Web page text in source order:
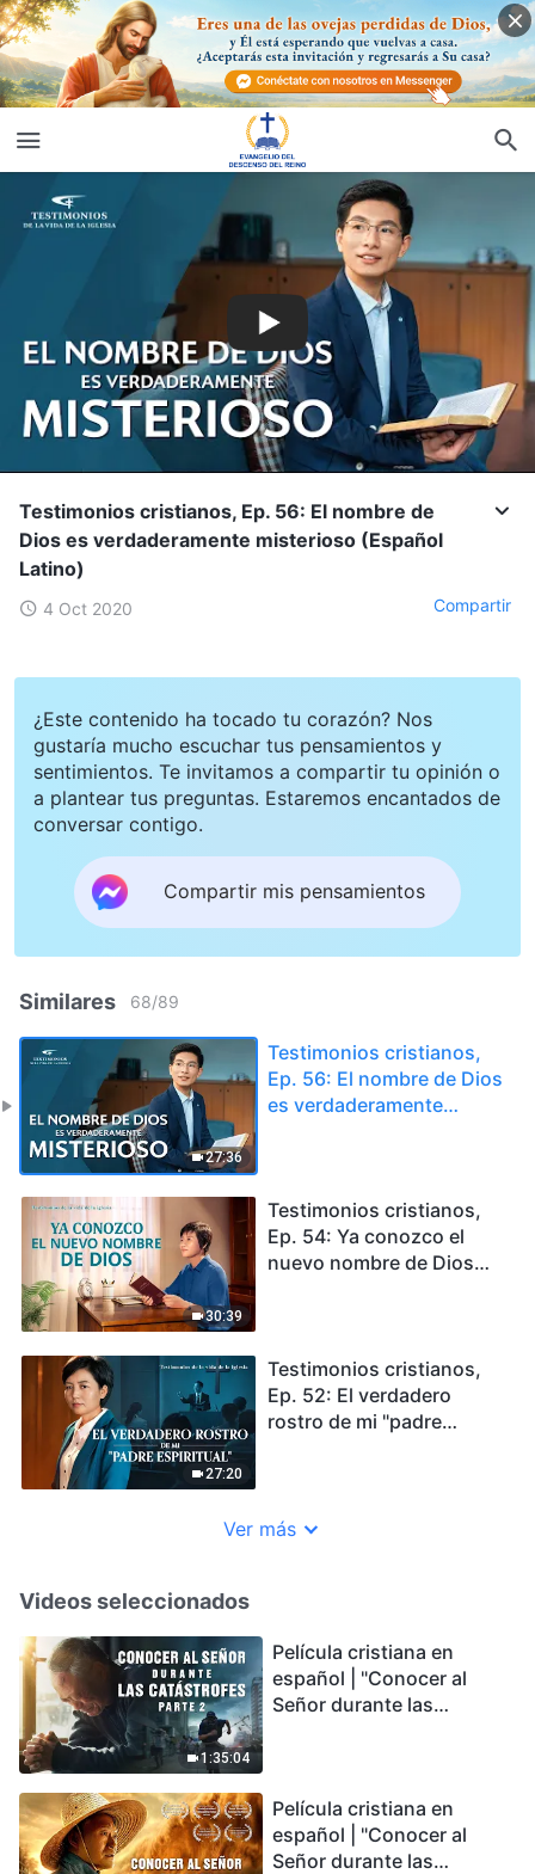
Testimonios cristianos, Ep. 56: El nombre de
Dios es verdaderamente misterioso (Español
Latino)
4 Oct 2020 Compartir
¿Este contenido ha tocado tu corazón? Nos
gustaría mucho escuchar tus pensamientos y
sentimientos. Te invitamos a compartir tu opinión o
a plantear tus preguntas. Estaremos encantados de
conversar contigo.
Compartir mis pensamientos
Similares 68/89
27:36
Testimonios cristianos,
Ep. 56: El nombre de Dios
es verdaderamente
30:39
Testimonios cristianos,
Ep. 54: Ya conozco el
nuevo nombre de Dios
27:20
Testimonios cristianos,
Ep. 52: El verdadero
rostro de mi "padre
Ver más
Videos seleccionados
1:35:04
Película cristiana en
español | "Conocer al
Señor durante las
podemos sobrevivir?
Película cristiana en
español | "Conocer al
Señor durante las